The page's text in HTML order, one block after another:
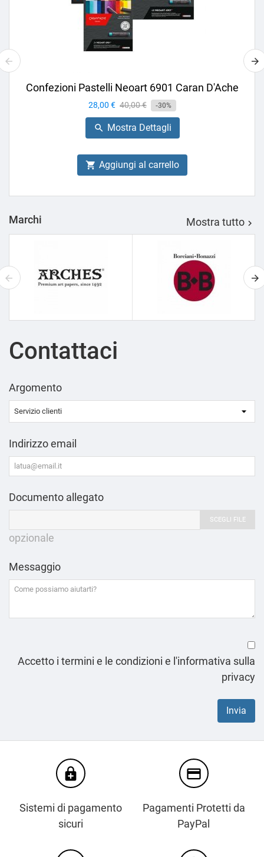
Confezioni Pastelli Neoart 6901 Caran D'Ache
Prezzo
28,00 € Prezzo
base
40,00 € -30%
 Mostra Dettagli
 Aggiungi al carrello
Marchi Mostra tutto 
Contattaci
Argomento
Indirizzo email
Documento allegato
SCEGLI FILE
opzionale
Messaggio
Accetto i termini e le condizioni e l'informativa sulla
privacy
enhanced_encryption
Sistemi di pagamento
sicuri
credit_card
Pagamenti Protetti da
PayPal